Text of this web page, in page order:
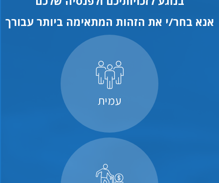
אנא בחר/י את הזהות המתאימה ביותר עבורך
עמית